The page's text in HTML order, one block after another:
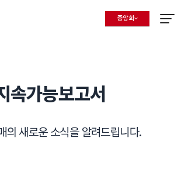
지회 선택 목록 열기
현재 선택된 지회
중앙회
속가능보고서
의 새로운 소식을 알려드립니다.